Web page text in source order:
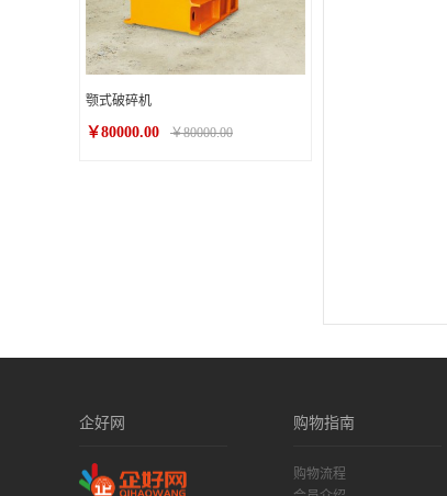
颚式破碎机
￥80000.00 ￥80000.00
企好网 购物指南
购物流程